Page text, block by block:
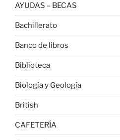
AYUDAS – BECAS
Bachillerato
Banco de libros
Biblioteca
Biología y Geología
British
CAFETERÍA